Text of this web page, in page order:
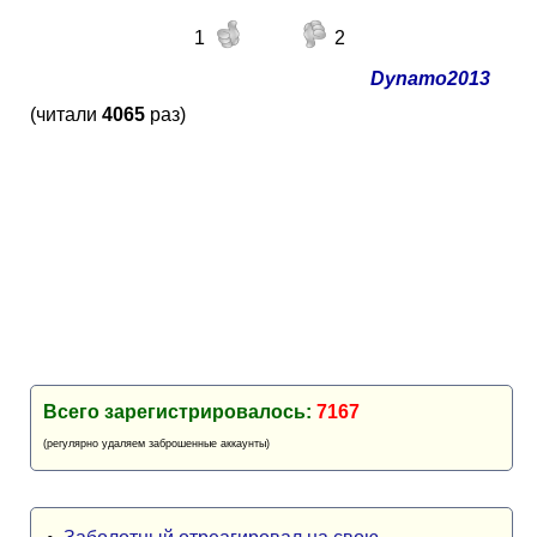
1
2
Dynamo2013
(читали 4065 раз)
Всего зарегистрировалось: 7167
(регулярно удаляем заброшенные аккаунты)